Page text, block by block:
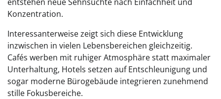
Konzentration.
Interessanterweise zeigt sich diese Entwicklung
inzwischen in vielen Lebensbereichen gleichzeitig.
Cafés werben mit ruhiger Atmosphäre statt maximaler
Unterhaltung, Hotels setzen auf Entschleunigung und
sogar moderne Bürogebäude integrieren zunehmend
stille Fokusbereiche.